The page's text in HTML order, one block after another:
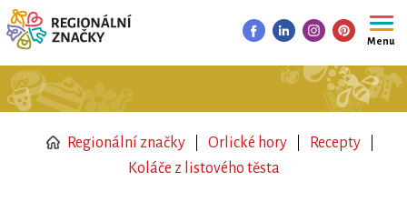
Menu
Regionální značky Orlické hory
Recepty
Koláče z listového těsta